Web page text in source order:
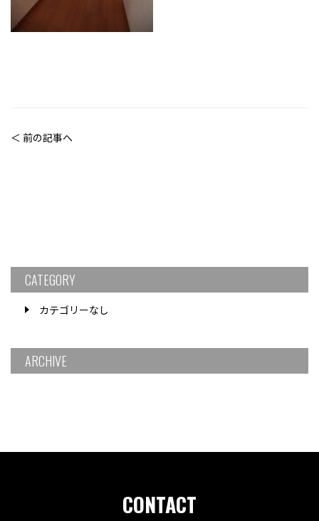
＜ 前の記事へ
CATEGORY
カテゴリーなし
ARCHIVE
CONTACT